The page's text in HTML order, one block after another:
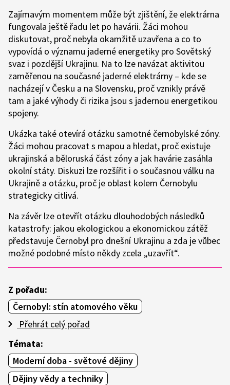
Zajímavým momentem může být zjištění, že elektrárna
fungovala ještě řadu let po havárii. Žáci mohou
diskutovat, proč nebyla okamžitě uzavřena a co to
vypovídá o významu jaderné energetiky pro Sovětský
svaz i pozdější Ukrajinu. Na to lze navázat aktivitou
zaměřenou na současné jaderné elektrárny – kde se
nacházejí v Česku a na Slovensku, proč vznikly právě
tam a jaké výhody či rizika jsou s jadernou energetikou
spojeny.
Ukázka také otevírá otázku samotné černobylské zóny.
Žáci mohou pracovat s mapou a hledat, proč existuje
ukrajinská a běloruská část zóny a jak havárie zasáhla
okolní státy. Diskuzi lze rozšířit i o současnou válku na
Ukrajině a otázku, proč je oblast kolem Černobylu
strategicky citlivá.
Na závěr lze otevřít otázku dlouhodobých následků
katastrofy: jakou ekologickou a ekonomickou zátěž
představuje Černobyl pro dnešní Ukrajinu a zda je vůbec
možné podobné místo někdy zcela „uzavřít“.
Z pořadu:
Černobyl: stín atomového věku
Přehrát celý pořad
Témata:
Moderní doba - světové dějiny
Dějiny vědy a techniky